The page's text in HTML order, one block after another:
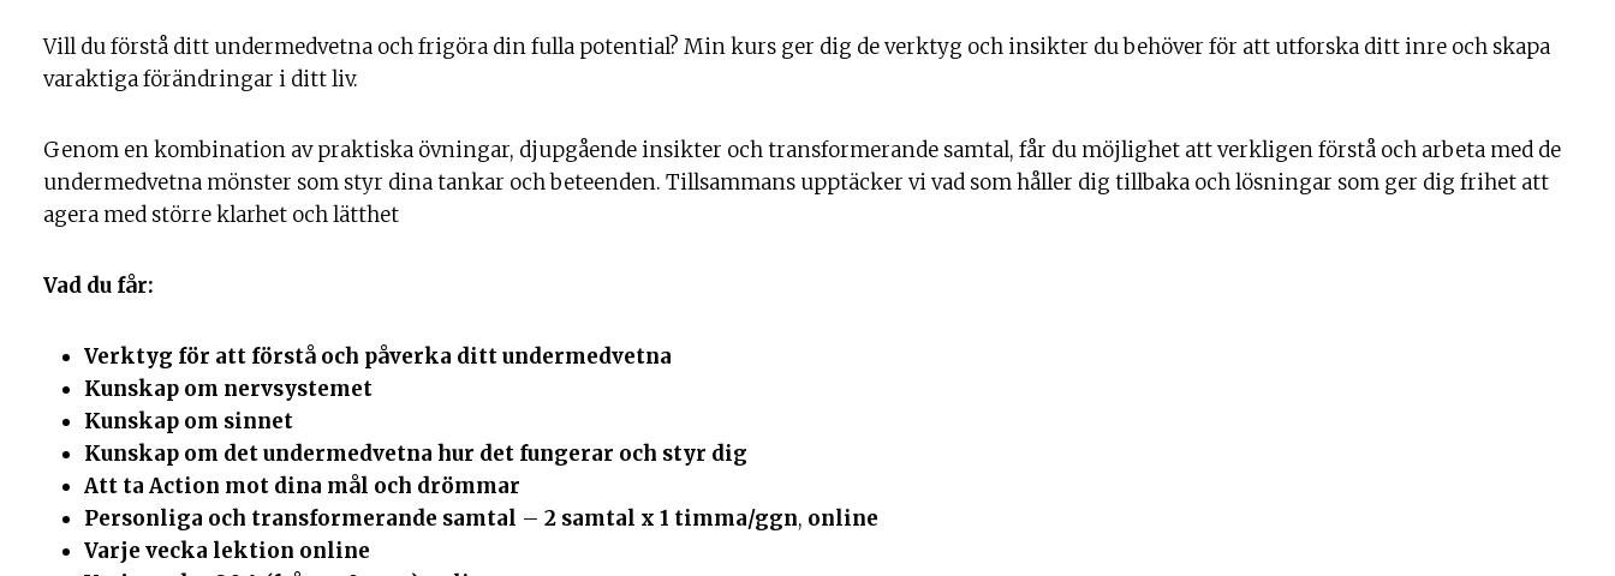
Vill du förstå ditt undermedvetna och frigöra din fulla potential? Min kurs ger dig de verktyg och insikter du behöver för att utforska ditt inre och skapa
varaktiga förändringar i ditt liv.
Genom en kombination av praktiska övningar, djupgående insikter och transformerande samtal, får du möjlighet att verkligen förstå och arbeta med de
undermedvetna mönster som styr dina tankar och beteenden. Tillsammans upptäcker vi vad som håller dig tillbaka och lösningar som ger dig frihet att
agera med större klarhet och lätthet
Vad du får:
Verktyg för att förstå och påverka ditt undermedvetna
Kunskap om nervsystemet
Kunskap om sinnet
Kunskap om det undermedvetna hur det fungerar och styr dig
Att ta Action mot dina mål och drömmar
Personliga och transformerande samtal – 2 samtal x 1 timma/ggn, online
Varje vecka lektion online